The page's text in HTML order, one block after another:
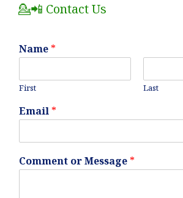
💁📲 Contact Us
Name *
First Last
Email *
Comment or Message *